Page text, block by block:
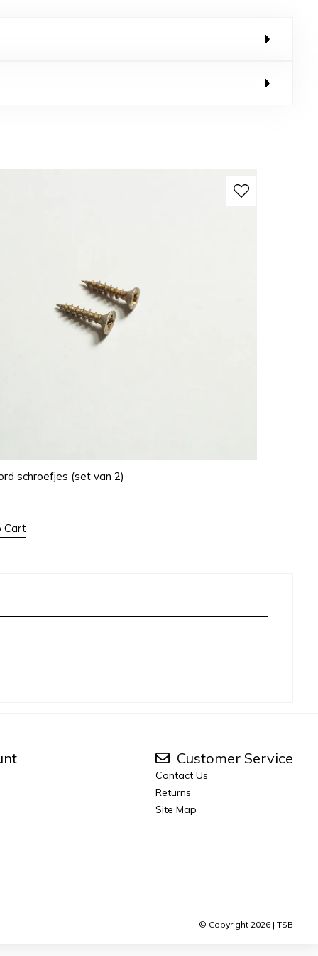
schroefjes (set van 2)
Cart
Customer Service
Contact Us
Returns
Site Map
© Copyright 2026 | TSB